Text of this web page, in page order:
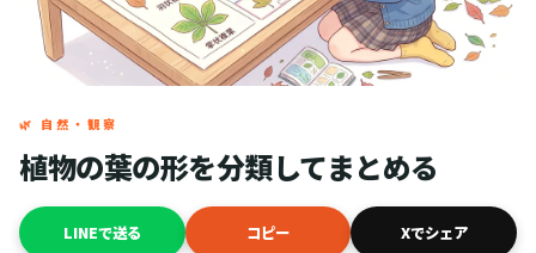
🌿 自然・観察
植物の葉の形を分類してまとめる
LINEで送る コピー Xでシェア